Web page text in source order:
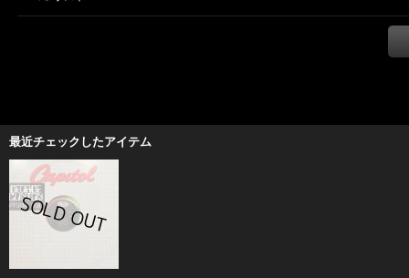
最近チェックしたアイテム